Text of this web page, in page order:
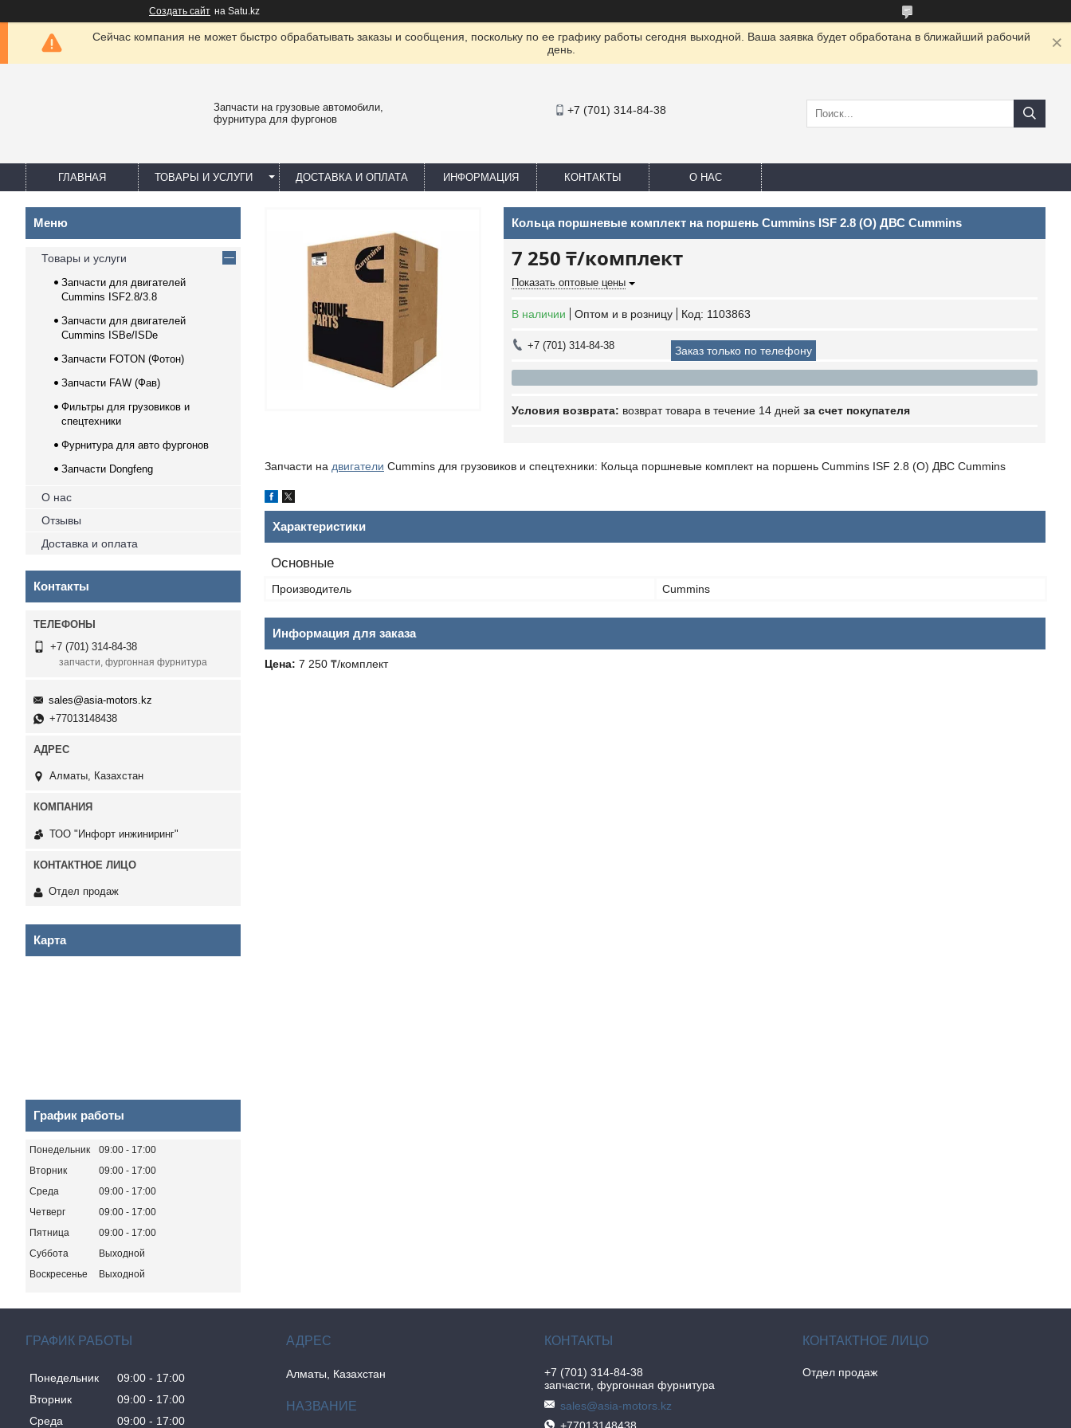
Создать сайт на Satu.kz
Сейчас компания не может быстро обрабатывать заказы и сообщения, поскольку по ее графику работы сегодня выходной. Ваша заявка будет обработана в ближайший рабочий
день.
Запчасти на грузовые автомобили,
фурнитура для фургонов
+7 (701) 314-84-38
ГЛАВНАЯ ТОВАРЫ И УСЛУГИ ДОСТАВКА И ОПЛАТА ИНФОРМАЦИЯ КОНТАКТЫ О НАС
Кольца поршневые комплект на поршень Cummins ISF 2.8 (О) ДВС Cummins
7 250 ₸/комплект
Показать оптовые цены
В наличии Оптом и в розницу Код: 1103863
+7 (701) 314-84-38 Заказ только по телефону
возврат товара в течение 14 дней за счет покупателя
Запчасти на двигатели Cummins для грузовиков и спецтехники: Кольца поршневые комплект на поршень Cummins ISF 2.8 (О) ДВС Cummins
Характеристики
Основные
Производитель Cummins
Информация для заказа
Цена: 7 250 ₸/комплект
Товары и услуги
Запчасти для двигателей
Cummins ISF2.8/3.8
Запчасти для двигателей
Cummins ISBe/ISDe
Запчасти FOTON (Фотон)
Запчасти FAW (Фав)
Фильтры для грузовиков и
спецтехники
Фурнитура для авто фургонов
Запчасти Dongfeng
О нас
Отзывы
Доставка и оплата
Контакты
+7 (701) 314-84-38
запчасти, фургонная фурнитура
sales@asia-motors.kz
+77013148438
Алматы, Казахстан
ТОО "Инфорт инжиниринг"
Отдел продаж
Карта
График работы
Понедельник 09:00
17:00
Вторник
09:00
17:00
Среда
09:00
17:00
Четверг
09:00
17:00
Пятница
09:00
17:00
Суббота
Выходной
Воскресенье
Выходной
ГРАФИК РАБОТЫ
Понедельник 09:00
17:00
Вторник
09:00
17:00
Среда
09:00 17:00
Алматы, Казахстан
+7 (701) 314-84-38
запчасти, фургонная фурнитура
sales@asia-motors.kz
Отдел продаж